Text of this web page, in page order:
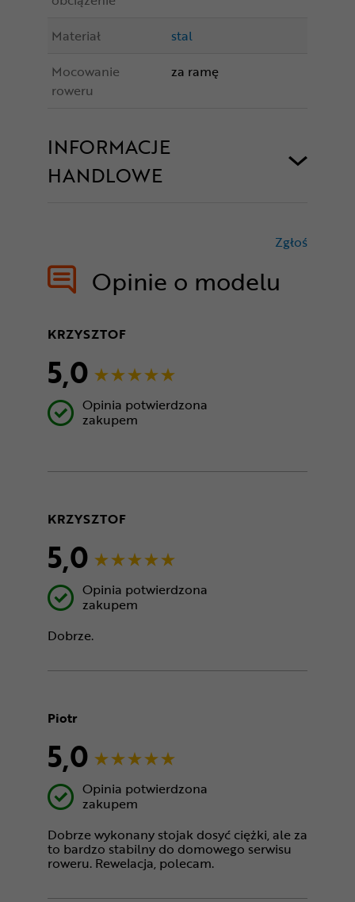
Materiał
stal
Mocowanie
roweru
za ramę
INFORMACJE
HANDLOWE
Opinie o modelu
Zgłoś
KRZYSZTOF
5,0
Opinia potwierdzona
zakupem
KRZYSZTOF
5,0
Opinia potwierdzona
zakupem
Dobrze.
Piotr
5,0
Opinia potwierdzona
zakupem
Dobrze wykonany stojak dosyć ciężki, ale za
to bardzo stabilny do domowego serwisu
roweru. Rewelacja, polecam.